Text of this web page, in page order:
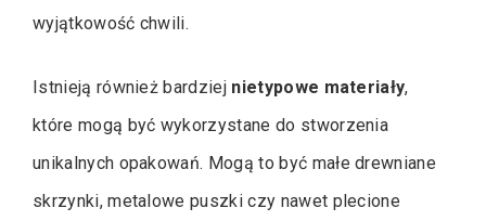
wyjątkowość chwili.
Istnieją również bardziej nietypowe materiały,
które mogą być wykorzystane do stworzenia
unikalnych opakowań. Mogą to być małe drewniane
skrzynki, metalowe puszki czy nawet plecione